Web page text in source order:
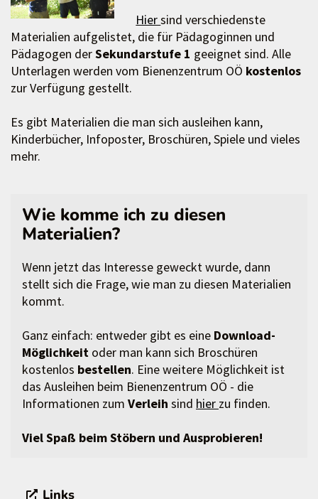
Hiersind verschiedenste
Materialien aufgelistet, die für Pädagoginnen und
Pädagogen derSekundarstufe 1 geeignet sind. Alle
Unterlagen werden vom Bienenzentrum OÖ kostenlos
zur Verfügung gestellt.
Es gibt Materialien die man sich ausleihen kann,
Kinderbücher, Infoposter, Broschüren, Spiele und vieles
mehr.
Wie komme ich zu diesen
Materialien?
Wenn jetzt das Interesse geweckt wurde, dann
stellt sich die Frage, wie man zu diesen Materialien
kommt.
Ganz einfach: entweder gibt es eine Download-
Möglichkeit oder man kann sich Broschüren
kostenlos bestellen. Eine weitere Möglichkeit ist
das Ausleihen beim Bienenzentrum OÖ - die
Informationen zum Verleih sind hier zu finden.
Viel Spaß beim Stöbern und Ausprobieren!
Links